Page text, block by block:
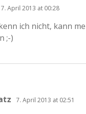
7. April 2013 at 00:28
ich nicht, kann
;-)
7. April 2013 at 02:51